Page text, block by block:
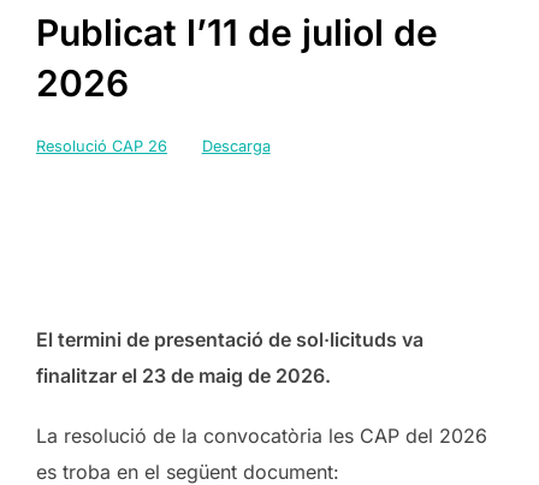
Publicat l’11 de juliol de
2026
Resolució CAP 26 Descarga
El termini de presentació de sol·licituds va
finalitzar el 23 de maig de 2026.
La resolució de la convocatòria les CAP del 2026
es troba en el següent document: